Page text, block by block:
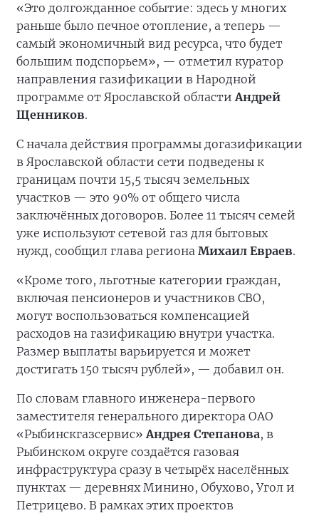
«Это долгожданное событие: здесь у многих
раньше было печное отопление, а теперь —
самый экономичный вид ресурса, что будет
большим подспорьем», — отметил куратор
направления газификации в Народной
программе от Ярославской областиАндрей
Щенников.
С начала действия программы догазификации
в Ярославской области сети подведены к
границам почти 15,5 тысяч земельных
участков — это 90% от общего числа
заключённых договоров. Более 11 тысяч семей
уже используют сетевой газ для бытовых
нужд, сообщил глава региона Михаил Евраев.
«Кроме того, льготные категории граждан,
включая пенсионеров и участников СВО,
могут воспользоваться компенсацией
расходов на газификацию внутри участка.
Размер выплаты варьируется и может
достигать 150 тысяч рублей», — добавил он.
По словам главного инженера-первого
заместителя генерального директора ОАО
«Рыбинскгазсервис» Андрея Степанова, в
Рыбинском округе создаётся газовая
инфраструктура сразу в четырёх населённых
пунктах — деревнях Минино, Обухово, Угол и
Петрицево. В рамках этих проектов